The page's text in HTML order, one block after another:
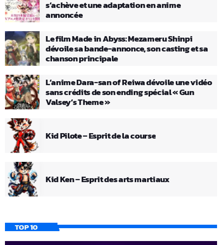
s’achève et une adaptation en anime
annoncée
Le film Made in Abyss: Mezameru Shinpi
dévoile sa bande-annonce, son casting et sa
chanson principale
L’anime Dara-san of Reiwa dévoile une vidéo
sans crédits de son ending spécial « Gun
Valsey’s Theme »
Kid Pilote – Esprit de la course
Kid Ken – Esprit des arts martiaux
TOP 10